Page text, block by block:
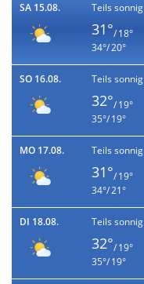
SA 15.08. Teils sonnig
31°/ 18°
34°/ 20°
SO 16.08. Teils sonnig
32°/ 19°
35°/ 19°
MO 17.08. Teils sonnig
31°/ 19°
34°/ 21°
DI 18.08. Teils sonnig
32°/ 19°
35°/ 19°